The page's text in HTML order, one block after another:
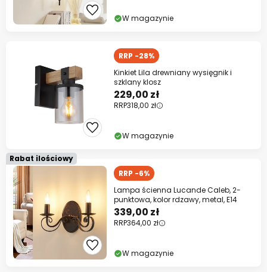
W magazynie
RRP -28%
Kinkiet Lila drewniany wysięgnik i
szklany klosz
229,00 zł
RRP318,00 zł
W magazynie
Rabat ilościowy
RRP -6%
Lampa ścienna Lucande Caleb, 2-
punktowa, kolor rdzawy, metal, E14
339,00 zł
RRP364,00 zł
W magazynie